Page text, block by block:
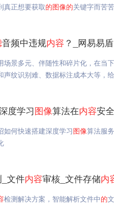
真正想要获取的图像的关键字而苦
音频中违规内容 ？_网易易盾
场景多元、伴随性和碎片化，在当
声纹识别难、数据标注成本大等，
度学习图像算法在内容安
如何快速搭建深度学习图像算法服
文件内容审核_文件存储内
检测解决方案，智能解析文件中的